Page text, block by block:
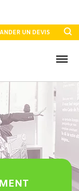
UN DEVIS